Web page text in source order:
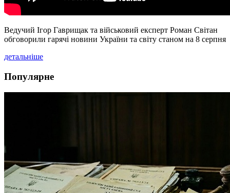
Ведучий Ігор Гаврищак та військовий експерт Роман Світан
обговорили гарячі новини України та світу станом на 8 серпня
детальніше
Популярне